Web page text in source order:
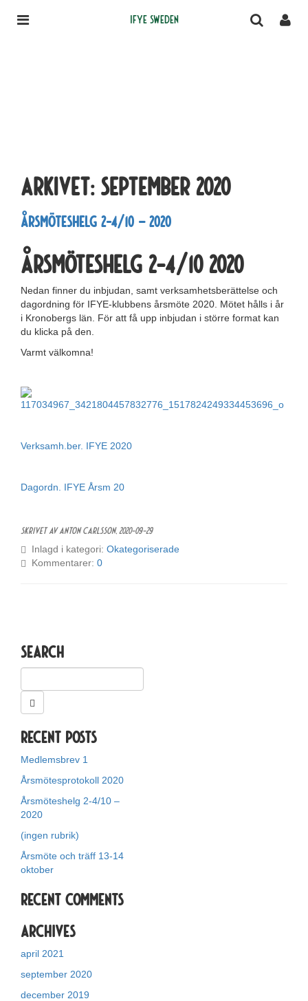
IFYE Sweden
Arkivet: september 2020
Årsmöteshelg 2-4/10 – 2020
Årsmöteshelg 2-4/10 2020
Nedan finner du inbjudan, samt verksamhetsberättelse och
dagordning för IFYE-klubbens årsmöte 2020. Mötet hålls i år
i Kronobergs län. För att få upp inbjudan i större format kan
du klicka på den.
Varmt välkomna!
Verksamh.ber. IFYE 2020
Dagordn. IFYE Årsm 20
Skrivet av Anton Carlsson,2020-09-29
Inlagd i kategori: Okategoriserade
Kommentarer: 0
Search
Recent Posts
Medlemsbrev 1
Årsmötesprotokoll 2020
Årsmöteshelg 2-4/10 –
2020
(ingen rubrik)
Årsmöte och träff 13-14
oktober
Recent Comments
Archives
april 2021
september 2020
december 2019